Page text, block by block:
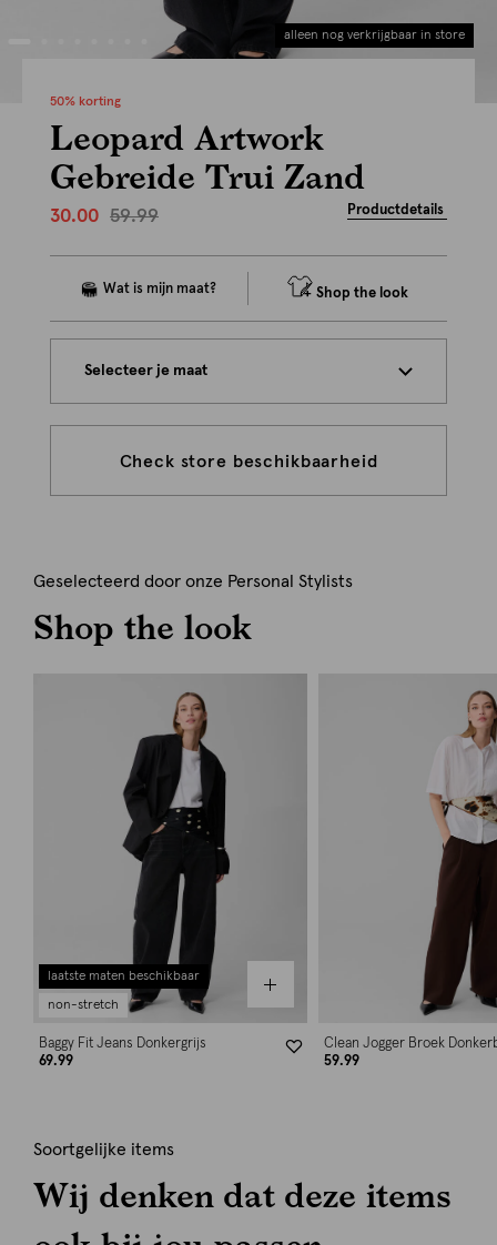
alleen nog verkrijgbaar in store
50% korting
Leopard Artwork
Gebreide Trui Zand
30.00 59.99 Productdetails
Shop the look
Selecteer je maat
Check store beschikbaarheid
Geselecteerd door onze Personal Stylists
Shop the look
laatste maten beschikbaar
non-stretch
Baggy Fit Jeans Donkergrijs
69.99
Clean Jogger Broek
59.99
Soortgelijke items
Wij denken dat deze items